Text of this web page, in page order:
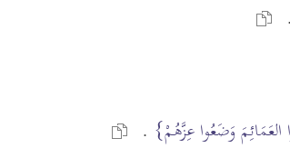
.
العَمَائِمَ وَضَعُوا عِزَّهُمْ} .